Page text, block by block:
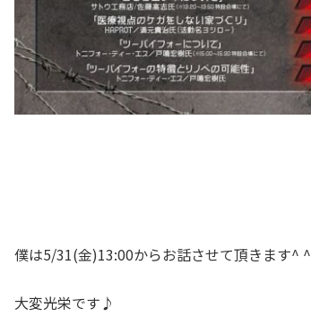
僕は5/31(金)13:00からお話させて頂きます^ ^
大変光栄です♪